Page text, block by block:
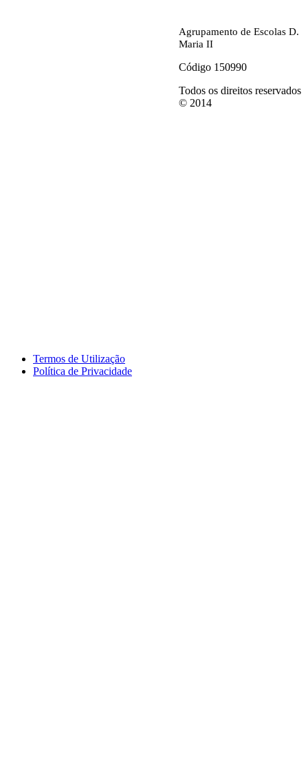
Agrupamento de Escolas D.
Maria II
Código 150990
Todos os direitos reservados
© 2014
Termos de Utilização
Política de Privacidade